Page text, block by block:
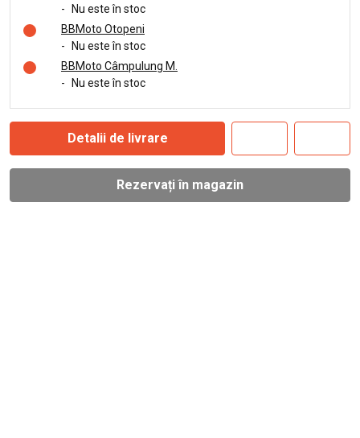
-
Nu este în stoc
BBMoto Otopeni
-
Nu este în stoc
BBMoto Câmpulung M.
-
Nu este în stoc
Detalii de livrare
Rezervați în magazin